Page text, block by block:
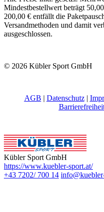
Mindestbestellwert beträgt
200,00 € entfällt die
Versandmethoden und damit
ausgeschlossen.
© 2026 Kübler Sport GmbH
AGB | Datenschutz|
Kübler Sport GmbH
https://www.kuebler-sport.at/
+43 7202/ 700 14